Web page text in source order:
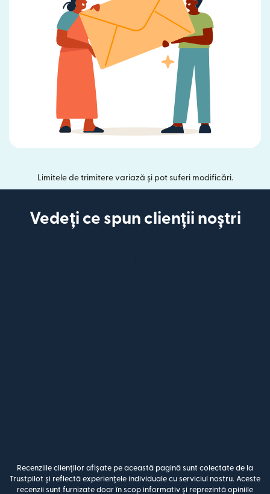
Limitele de trimitere variază și pot suferi modificări.
Vedeți ce spun clienții noștri
Recenziile clienților afișate pe această pagină sunt colectate de la
Trustpilot și reflectă experiențele individuale cu serviciul nostru. Aceste
recenzii sunt furnizate doar în scop informativ și reprezintă opiniile